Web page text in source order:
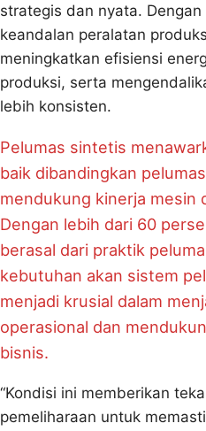
strategis dan nyata.
keandalan peralatan
meningkatkan efisiensi
produksi, serta
lebih konsisten.
Pelumas sintetis
baik dibandingkan
mendukung kinerja mesin
Dengan lebih dari 60
berasal dari praktik
kebutuhan akan sistem
menjadi krusial dalam
operasional dan
bisnis.
“Kondisi ini memberikan
pemeliharaan untuk